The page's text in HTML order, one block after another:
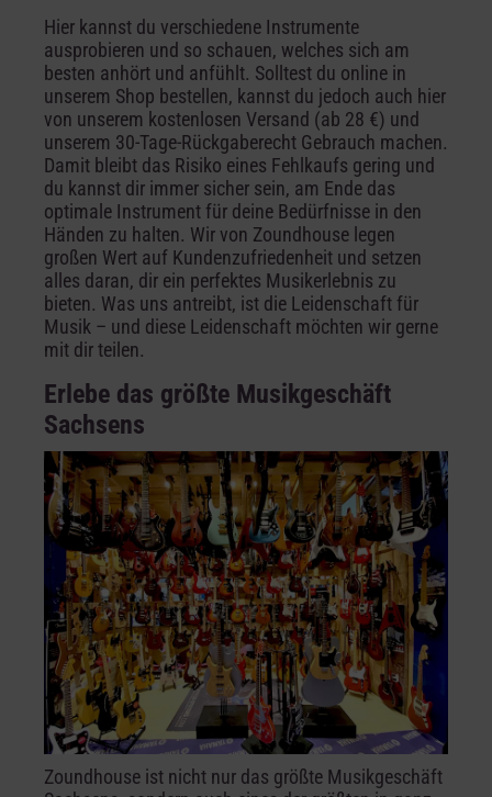
Hier kannst du verschiedene Instrumente
ausprobieren und so schauen, welches sich am
besten anhört und anfühlt. Solltest du online in
unserem Shop bestellen, kannst du jedoch auch hier
von unserem kostenlosen Versand (ab 28 €) und
unserem 30-Tage-Rückgaberecht Gebrauch machen.
Damit bleibt das Risiko eines Fehlkaufs gering und
du kannst dir immer sicher sein, am Ende das
optimale Instrument für deine Bedürfnisse in den
Händen zu halten. Wir von Zoundhouse legen
großen Wert auf Kundenzufriedenheit und setzen
alles daran, dir ein perfektes Musikerlebnis zu
bieten. Was uns antreibt, ist die Leidenschaft für
Musik – und diese Leidenschaft möchten wir gerne
mit dir teilen.
Erlebe das größte Musikgeschäft
Sachsens
Zoundhouse ist nicht nur das größte Musikgeschäft